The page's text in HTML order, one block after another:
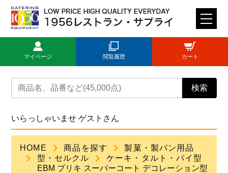
M
E
U
検索
マイページ 閲覧履歴 カート
トップページ
新規登録
商品一覧
いらっしゃいませ ゲストさん
HOME 商品を探す
製菓・製パン用品
型・セルクル
ケーキ・タルト・パイ型
EBM ブリキ スーパーコート デコレーション型